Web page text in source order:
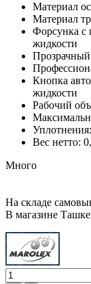
Материал
Материал
Форсунка с
жидкости
Прозрачный
Кнопка
жидкости
Рабочий
Вес нетто:
Много
На складе
В магазине